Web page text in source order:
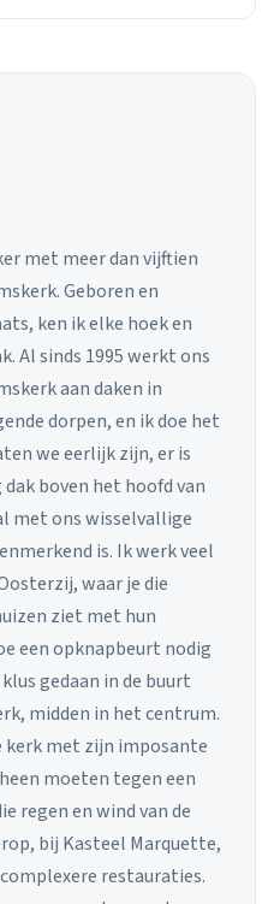
met meer dan vijftien
Geboren en
ken ik elke hoek en
Al sinds 1995 werkt ons
aan daken in
dorpen, en ik doe het
we eerlijk zijn, er is
boven het hoofd van
met ons wisselvallige
is. Ik werk veel
waar je die
ziet met hun
een opknapbeurt nodig
gedaan in de buurt
midden in het centrum.
kerk met zijn imposante
moeten tegen een
regen en wind van de
bij Kasteel Marquette,
restauraties.